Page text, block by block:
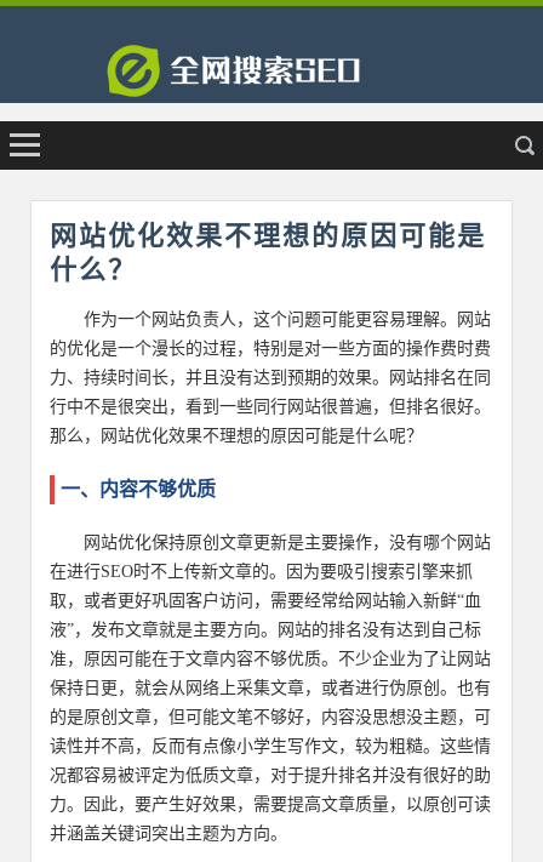
网站优化效果不理想的原因可能是
什么？
作为一个网站负责人，这个问题可能更容易理解。网站
的优化是一个漫长的过程，特别是对一些方面的操作费时费
力、持续时间长，并且没有达到预期的效果。网站排名在同
行中不是很突出，看到一些同行网站很普遍，但排名很好。
那么，网站优化效果不理想的原因可能是什么呢？
一、内容不够优质
网站优化保持原创文章更新是主要操作，没有哪个网站
在进行SEO时不上传新文章的。因为要吸引搜索引擎来抓
取，或者更好巩固客户访问，需要经常给网站输入新鲜“血
液”，发布文章就是主要方向。网站的排名没有达到自己标
准，原因可能在于文章内容不够优质。不少企业为了让网站
保持日更，就会从网络上采集文章，或者进行伪原创。也有
的是原创文章，但可能文笔不够好，内容没思想没主题，可
读性并不高，反而有点像小学生写作文，较为粗糙。这些情
况都容易被评定为低质文章，对于提升排名并没有很好的助
力。因此，要产生好效果，需要提高文章质量，以原创可读
并涵盖关键词突出主题为方向。